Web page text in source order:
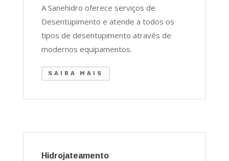
A Sanehidro oferece serviços de
Desentupimento e atende a todos os
tipos de desentupimento através de
modernos equipamentos.
SAIBA MAIS
Hidrojateamento